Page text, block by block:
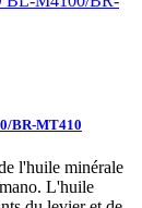
BR-MT410
l'huile minérale
L'huile